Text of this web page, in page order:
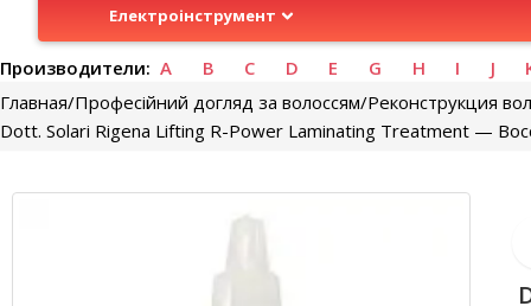
Електроінструмент
Производители: A B C D E G H I J
Главная Професійний догляд за волоссям Реконструкция
Dott. Solari Rigena Lifting R-Power Laminating Treatment —